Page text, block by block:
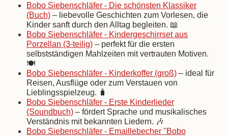
Bobo Siebenschläfer - Die schönsten Klassiker
(Buch) – liebevolle Geschichten zum Vorlesen, die
Kinder sanft durch den Alltag begleiten. 📖
Bobo Siebenschläfer - Kindergeschirrset aus
Porzellan (3-teilig) – perfekt für die ersten
selbstständigen Mahlzeiten mit vertrauten Motiven.
🍽️
Bobo Siebenschläfer - Kinderkoffer (groß) – ideal für
Reisen, Ausflüge oder zum Verstauen von
Lieblingsspielzeug. 🧳
Bobo Siebenschläfer - Erste Kinderlieder
(Soundbuch) – fördert Sprache und musikalisches
Verständnis mit bekannten Liedern. 🎶
Bobo Siebenschläfer - Emaillebecher "Bobo